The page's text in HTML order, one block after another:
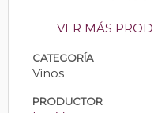
VER MÁS
CATEGORÍA
Vinos
PRODUCTOR